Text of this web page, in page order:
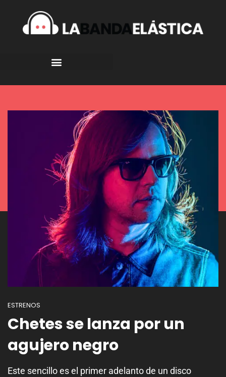
ESTRENOS
Chetes se lanza por un
agujero negro
Este sencillo es el primer adelanto de un disco